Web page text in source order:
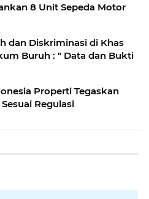
8 Unit Sepeda Motor
dan Diskriminasi di Khas
Properti Tegaskan
Regulasi